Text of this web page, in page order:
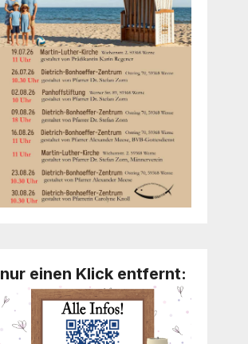
nur einen Klick entfernt: